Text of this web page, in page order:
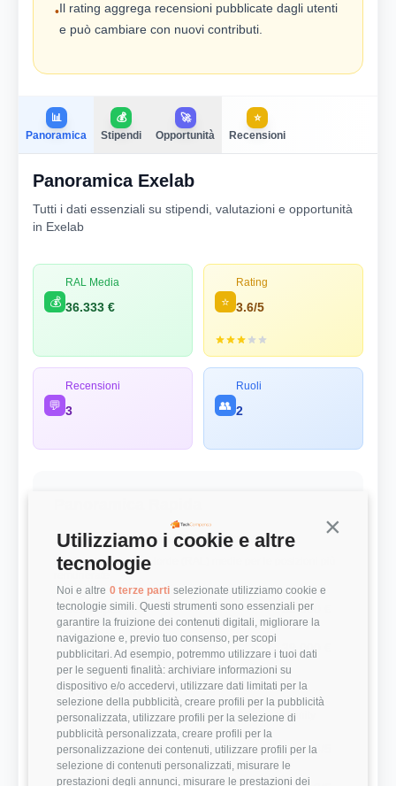
Continua
Utilizziamo i cookie e altre
tecnologie
Noi e altre 0 terze parti selezionate utilizziamo cookie e
tecnologie simili. Questi strumenti sono essenziali per
garantire la fruizione dei contenuti digitali, migliorare la
navigazione e, previo tuo consenso, per scopi
pubblicitari. Ad esempio, potremmo utilizzare i tuoi dati
per le seguenti finalità: archiviare informazioni su
dispositivo e/o accedervi, utilizzare dati limitati per la
selezione della pubblicità, creare profili per la pubblicità
personalizzata, utilizzare profili per la selezione di
pubblicità personalizzata, creare profili per la
personalizzazione dei contenuti, utilizzare profili per la
selezione di contenuti personalizzati, misurare le
prestazioni degli annunci, misurare le prestazioni dei
•Il rating aggrega recensioni pubblicate dagli utenti
e può cambiare con nuovi contributi.
📊
Panoramica
💰
Stipendi
🚀
Opportunità
⭐
Recensioni
Panoramica Exelab
Tutti i dati essenziali su stipendi, valutazioni e opportunità
in Exelab
💰
RAL Media
36.333 € ⭐
Rating
3.6/5
💬
Recensioni
3 👥
Ruoli
2
💰 Top 3 Ruoli per Stipendio
Retribuzioni annuali lorde (RAL) medie per le posizioni più
Developer 35.000 €
Project Manager 39.000 €
⭐ Valutazioni
Punteggi medi basati sulle recensioni della community
Modernità Stack Tecnologico 4/5